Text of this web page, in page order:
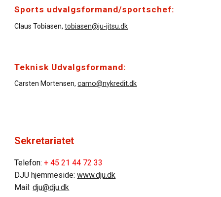
Sports udvalgsformand/sportschef:
Claus Tobiasen,tobiasen@ju-jitsu.dk
Teknisk Udvalgsformand:
Carsten Mortensen,camo@nykredit.dk
Sekretariatet
Telefon:+ 4521 44 72 33
DJU hjemmeside:www.dju.dk
Mail:dju@dju.dk